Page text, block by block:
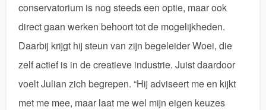
conservatorium is nog steeds een optie, maar ook
direct gaan werken behoort tot de mogelijkheden.
Daarbij krijgt hij steun van zijn begeleider Woei, die
zelf actief is in de creatieve industrie. Juist daardoor
voelt Julian zich begrepen. “Hij adviseert me en kijkt
met me mee, maar laat me wel mijn eigen keuzes